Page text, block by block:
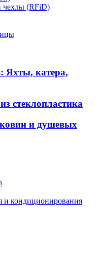
чехлы (RFiD)
Яхты, катера,
стеклопластика
и душевых
и кондиционирования